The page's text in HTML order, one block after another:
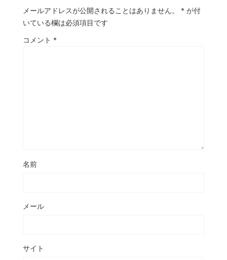
メールアドレスが公開されることはありません。 * が付
いている欄は必須項目です
コメント *
名前
メール
サイト